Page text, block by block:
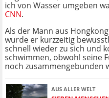
ich von Wasser umgeben
CNN.
Als der Mann aus
wurde er kurzzeitig
schnell wieder zu sich und
schwimmen, obwohl seine
noch zusammengebunden
AUS ALLER WELT